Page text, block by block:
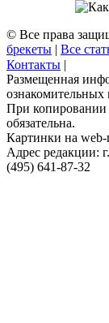
© Все права
брекеты | Все
Контакты |
Размещенная
ознакомительных
При копировании
обязательна.
Картинки на web-
Адрес редакции:
(495) 641-87-32